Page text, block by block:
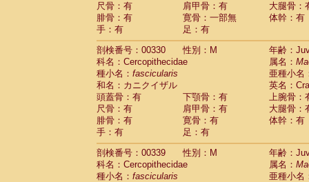
尺骨：有
肩甲骨：有
大腿骨：
腓骨：有
寛骨：一部無
体幹：有
手：有
足：有
剖検番号：00330
性別：M
年齢：
科名：Cercopithecidae
属名：
種小名： fascicularis
亜種小名
和名：カニクイザル
英名：
頭蓋骨：有
下顎骨：有
上腕骨：
尺骨：有
肩甲骨：有
大腿骨：
腓骨：有
寛骨：有
体幹：有
手：有
足：有
剖検番号：00339
性別：M
年齢：
科名：Cercopithecidae
属名：
種小名： fascicularis
亜種小名